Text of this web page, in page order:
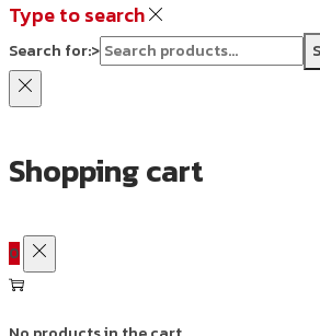
Type to search
Search for:>
Shopping cart
0